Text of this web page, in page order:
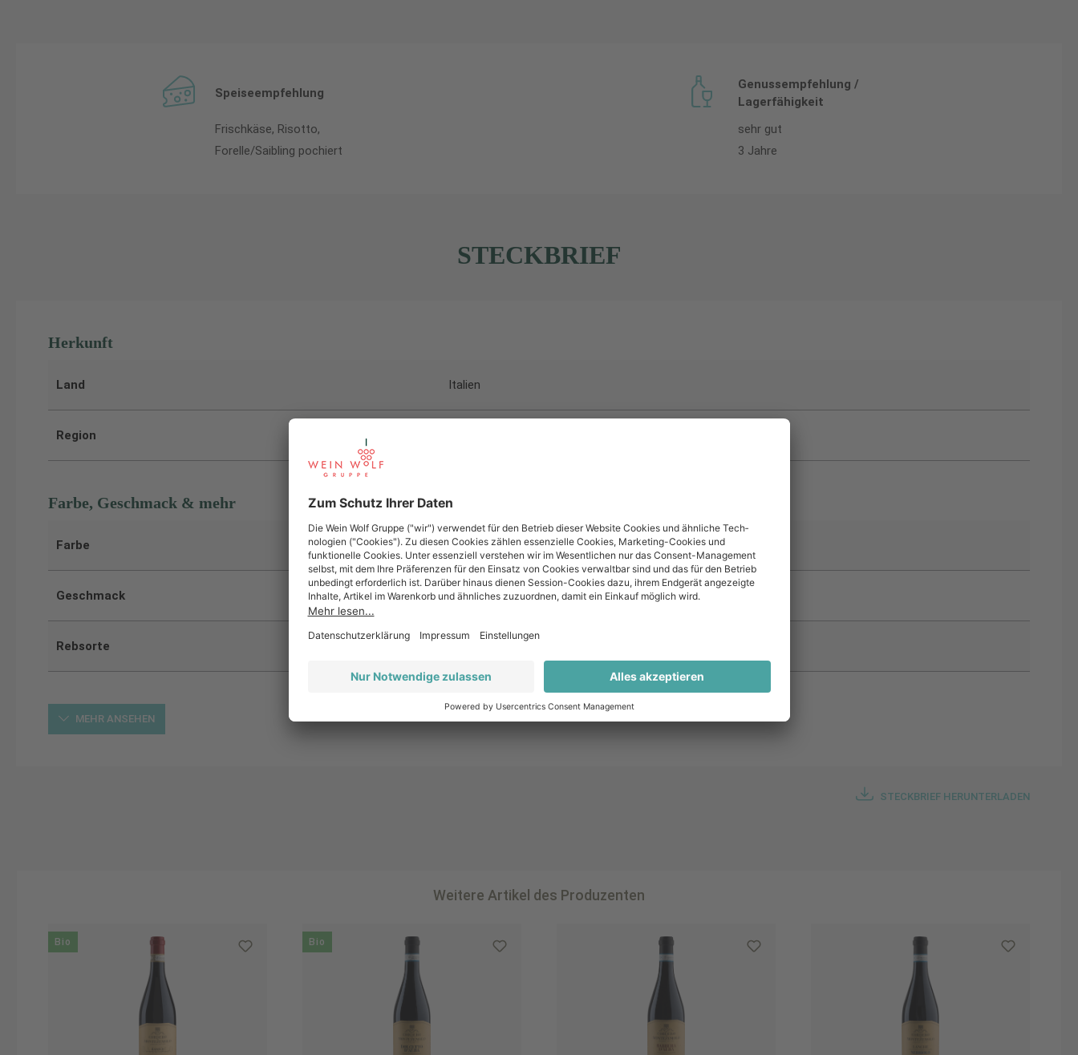
Speiseempfehlung
Frischkäse, Risotto,
Forelle/Saibling pochiert
Genussempfehlung /
Lagerfähigkeit
sehr gut
3 Jahre
STECKBRIEF
Herkunft
Land Italien
Region
Farbe, Geschmack & mehr
Farbe Weiß
Geschmack trocken
Rebsorte
MEHR ANSEHEN
STECKBRIEF HERUNTERLADEN
Weitere Artikel des Produzenten
Produktgalerie überspringen
Bio Bio